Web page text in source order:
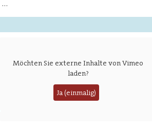
…
Möchten Sie externe Inhalte vonVimeo
laden?
Ja (einmalig)